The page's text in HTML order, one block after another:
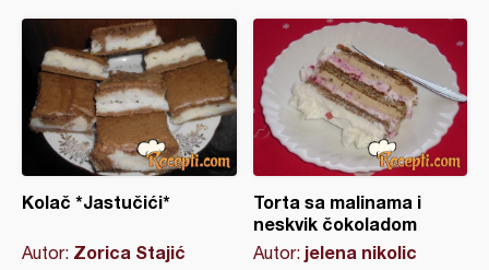
Kolač *Jastučići*
Autor: Zorica Stajić
Torta sa malinama i
neskvik čokoladom
Autor: jelena nikolic